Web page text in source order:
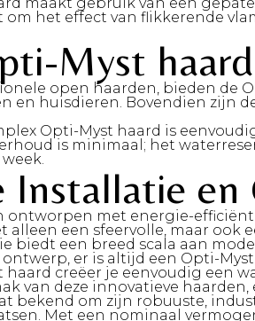
het effect van flikkerende
Myst haard
open haarden, bieden de
en huisdieren. Bovendien zijn
Opti-Myst haard is
is minimaal; het
Installatie
ontworpen met energie-
alleen een sfeervolle, maar ook
biedt een breed scala aan
er is altijd een Opti-
haard creëer je eenvoudig een
van deze innovatieve
bekend om zijn robuuste,
Met een nominaal